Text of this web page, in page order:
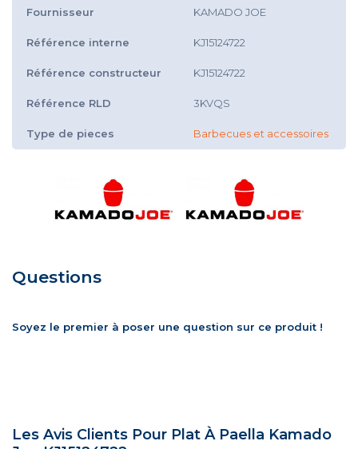
Fournisseur KAMADO JOE
Référence interne KJ15124722
Référence constructeur KJ15124722
Référence RLD 3KVQS
Type de pieces Barbecues et accessoires
Questions
Soyez le premier à poser une question sur ce produit !
Les Avis Clients Pour Plat À Paella Kamado